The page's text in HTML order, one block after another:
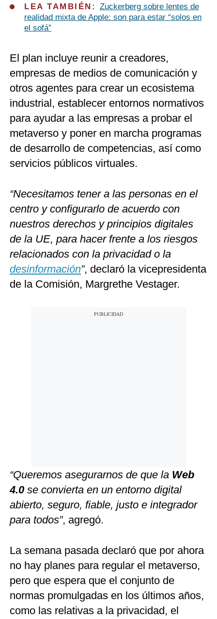
LEA TAMBIÉN: Zuckerberg sobre lentes de
realidad mixta de Apple: son para estar “solos en
el sofá”
El plan incluye reunir a creadores,
empresas de medios de comunicación y
otros agentes para crear un ecosistema
industrial, establecer entornos normativos
para ayudar a las empresas a probar el
metaverso y poner en marcha programas
de desarrollo de competencias, así como
servicios públicos virtuales.
“Necesitamos tener a las personas en el
centro y configurarlo de acuerdo con
nuestros derechos y principios digitales
de la UE, para hacer frente a los riesgos
relacionados con la privacidad o la
desinformación”, declaró la vicepresidenta
de la Comisión, Margrethe Vestager.
“Queremos asegurarnos de que la Web
4.0 se convierta en un entorno digital
abierto, seguro, fiable, justo e integrador
para todos”, agregó.
La semana pasada declaró que por ahora
no hay planes para regular el metaverso,
pero que espera que el conjunto de
normas promulgadas en los últimos años,
como las relativas a la privacidad, el